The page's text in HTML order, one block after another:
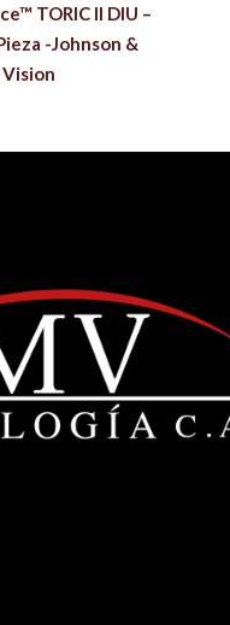
TORIC II DIU –
-Johnson &